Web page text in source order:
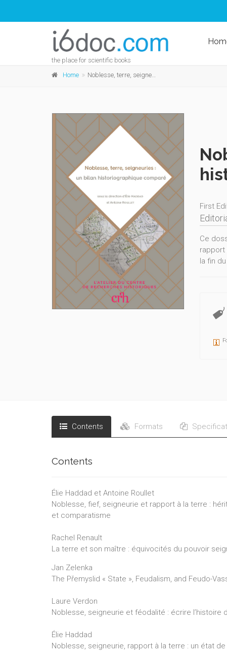
the place for scientific books
Home Noblesse, terre, seigneuries : un bilan historiographique comparé
First
Ce
rapport
la fin
Contents Formats
Contents
Élie Haddad et Antoine Roullet
Noblesse, fief, seigneurie et rapport à la terre :
et comparatisme
Rachel Renault
La terre et son maître : équivocités du pouvoir
Jan Zelenka
The Přemyslid « State », Feudalism, and Feudo-
Laure Verdon
Noblesse, seigneurie et féodalité : écrire l’histoire
Élie Haddad
Noblesse, seigneurie, rapport à la terre : un état